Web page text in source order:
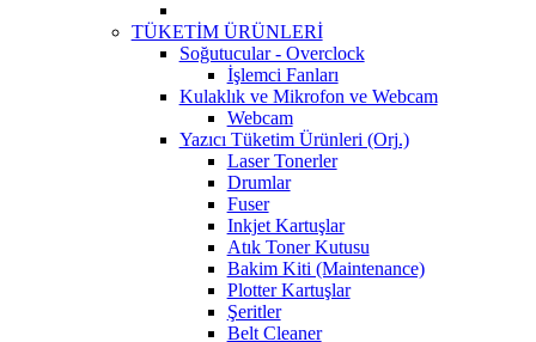
TÜKETİM ÜRÜNLERİ
Soğutucular - Overclock
İşlemci Fanları
Kulaklık ve Mikrofon ve Webcam
Webcam
Yazıcı Tüketim Ürünleri (Orj.)
Laser Tonerler
Drumlar
Fuser
Inkjet Kartuşlar
Atık Toner Kutusu
Bakim Kiti (Maintenance)
Plotter Kartuşlar
Şeritler
Belt Cleaner